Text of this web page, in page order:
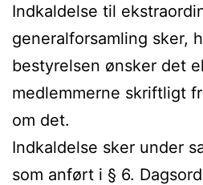
Indkaldelse til
generalforsamling sker,
bestyrelsen ønsker det
medlemmerne skriftligt
om det.
Indkaldelse sker under
som anført i § 6.